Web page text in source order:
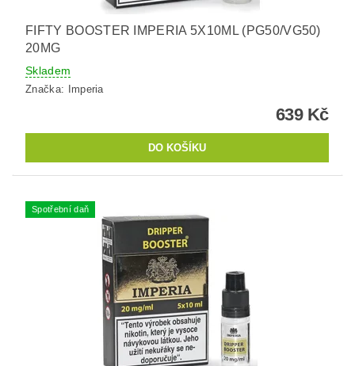
FIFTY BOOSTER IMPERIA 5X10ML (PG50/VG50)
20MG
Skladem
Značka: Imperia
639 Kč
Spotřební daň